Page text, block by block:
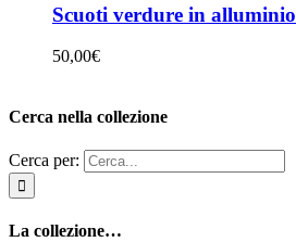
Scuoti verdure in alluminio
50,00€
Cerca nella collezione
Cerca per:
La collezione…